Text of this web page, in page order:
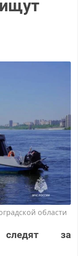
области
следят за